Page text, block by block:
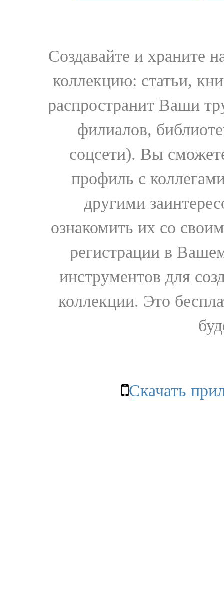
Создавайте и храните
коллекцию: статьи,
распространит Ваши
филиалов,
соцсети). Вы
профиль с
другими
ознакомить их со
регистрации в
инструментов для
коллекции. Это
Скачать